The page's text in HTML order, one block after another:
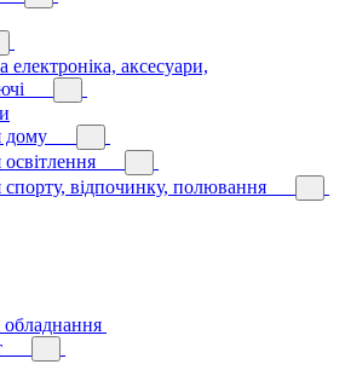
електроніка, аксесуари,
дому
спорту, відпочинку, полювання
обладнання